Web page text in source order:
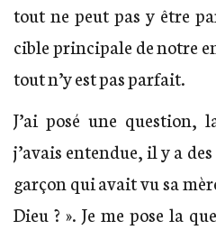
tout ne peut pas y être
cible principale de notre
tout n’y est pas parfait.
J’ai posé une question,
j’avais entendue, il y a
garçon qui avait vu sa
Dieu ? ». Je me pose la